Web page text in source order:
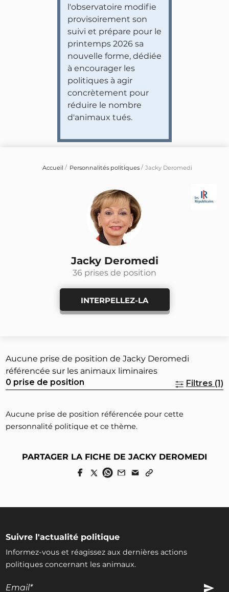
l'observatoire modifie
provisoirement son
suivi et prépare pour le
printemps 2026 sa
nouvelle forme, dédiée
à encourager les
politiques à agir
concrètement pour
réduire le nombre
d'animaux tués.
Accueil Personnalités politiques Jacky Deromedi
Jacky Deromedi
36 prises de position
INTERPELLEZ-LA
Aucune prise de position de Jacky Deromedi
référencée sur les animaux liminaires
0 prise de position
Filtres (1)
Aucune prise de position référencée pour cette
personnalité politique et ce thème.
PARTAGER LA FICHE DE JACKY DEROMEDI
Suivre l'actualité politique
Informez-vous et réagissez aux dernières actions
politiques concernant les animaux.